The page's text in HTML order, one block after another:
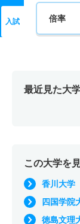
入試 倍率
最近見た大
この大学を
香川大学
四国学院
徳島文理